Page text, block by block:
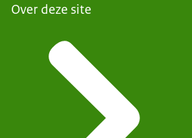
Over deze site